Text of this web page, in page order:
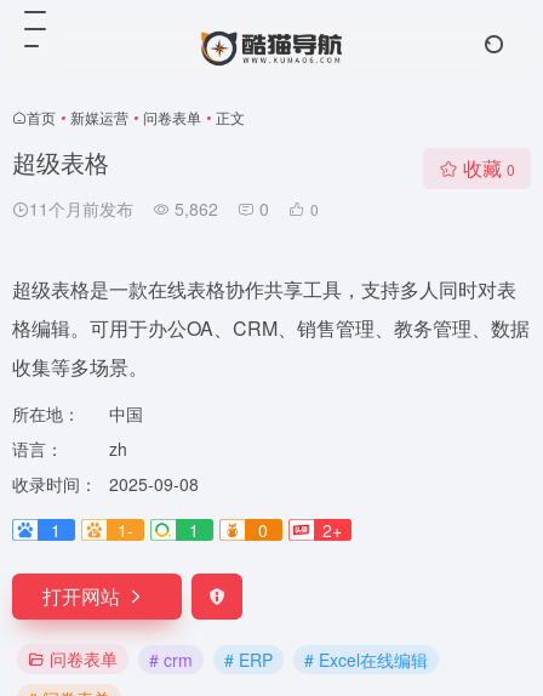
首页 • 新媒运营 • 问卷表单 • 正文
超级表格
11个月前发布 5,862 0 0
收藏 0
超级表格是一款在线表格协作共享工具，支持多人同时对表
格编辑。可用于办公OA、CRM、销售管理、教务管理、数据
收集等多场景。
所在地：
中国
语言：
zh
收录时间：
2025-09-08
1
1- 1 0 2+
打开网站
问卷表单 # crm # ERP
# Excel在线编辑